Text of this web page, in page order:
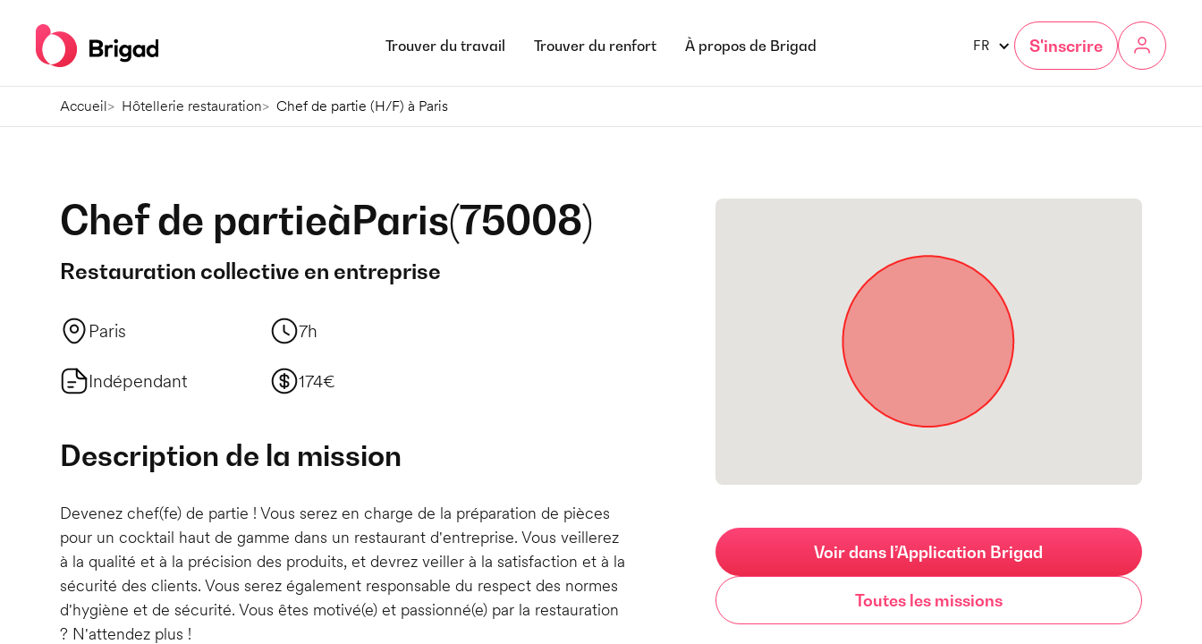
Trouver du travail Trouver du renfort À propos de Brigad FR S'inscrire
Accueil Hôtellerie restauration Chef de partie (H/F) à Paris
Chef de partieàParis(75008)
Restauration collective en entreprise
Paris 7h
Indépendant 174€
Description de la mission
Devenez chef(fe) de partie ! Vous serez en charge de la préparation de pièces
pour un cocktail haut de gamme dans un restaurant d'entreprise. Vous veillerez
à la qualité et à la précision des produits, et devrez veiller à la satisfaction et à la
sécurité des clients. Vous serez également responsable du respect des normes
d'hygiène et de sécurité. Vous êtes motivé(e) et passionné(e) par la restauration
? N'attendez plus !
Voir dans l’Application Brigad
Toutes les missions